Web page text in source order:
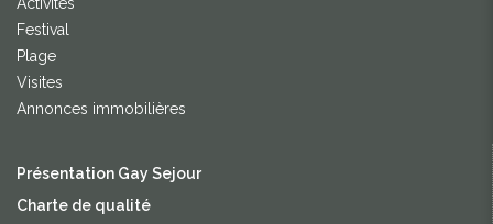
Activités
Festival
Plage
Visites
Annonces immobilières
Présentation Gay Sejour
Charte de qualité